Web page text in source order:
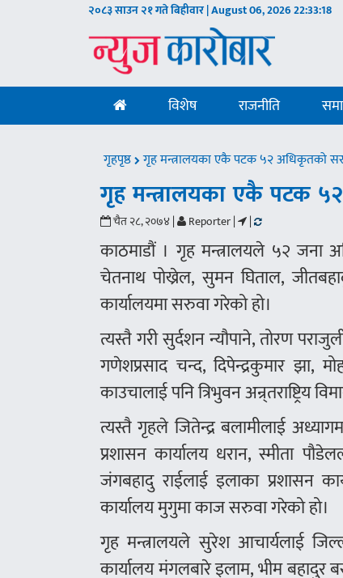
२०८३ साउन २१ गते बिहीवार | August 06, 202622:33:18
विशेष राजनीति
गृहपृष्ठ गृह मन्त्रालयका एकै पटक ५२ अधिकृतको
गृह मन्त्रालयका एकै पटक
चैत २८, २०७४ | Reporter | |
काठमाडौं । गृह मन्त्रालयले ५२
चेतनाथ पोख्रेल, सुमन घिताल,
कार्यालयमा सरुवा गरेको हो।
त्यस्तै गरी सुर्दशन न्यौपाने, तोरण
गणेशप्रसाद चन्द, दिपेन्द्रकुमार
काउचालाई पनि त्रिभुवन
त्यस्तै गृहले जितेन्द्र बलामीलाई
प्रशासन कार्यालय धरान, स्मीता
जंगबहादु राईलाई इलाका प्रशासन
कार्यालय मुगुमा काज सरुवा गरेको हो।
गृह मन्त्रालयले सुरेश आचार्यलाई
कार्यालय मंगलबारे इलाम, भीम बहादुर